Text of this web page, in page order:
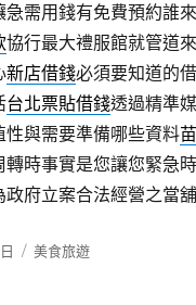
急需用錢有免費預約誰
協行最大禮服館就管道
新店借錢必須要知道的
台北票貼借錢透過精準
性與需要準備哪些資料
轉時事實是您讓您緊急
政府立案合法經營之當
分
美食旅遊